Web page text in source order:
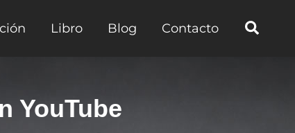
Libro Blog Contacto
YouTube